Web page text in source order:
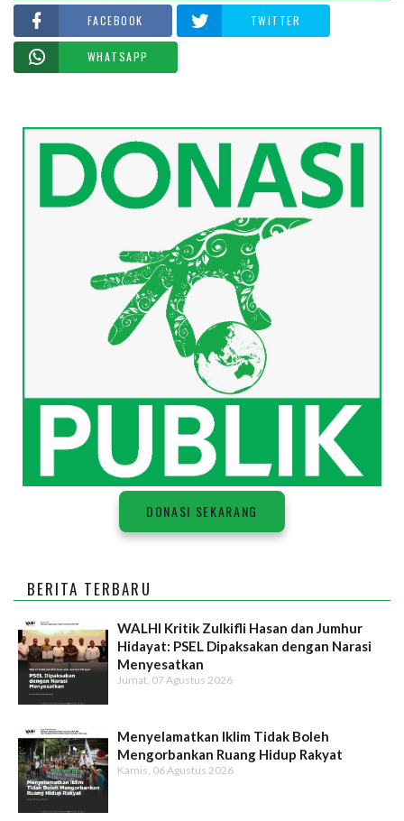
FACEBOOK TWITTER
WHATSAPP
DONASI SEKARANG
BERITA TERBARU
WALHI Kritik Zulkifli Hasan dan Jumhur
Hidayat: PSEL Dipaksakan dengan Narasi
Menyesatkan
Jumat, 07 Agustus 2026
Menyelamatkan Iklim Tidak Boleh
Mengorbankan Ruang Hidup Rakyat
Kamis, 06 Agustus 2026